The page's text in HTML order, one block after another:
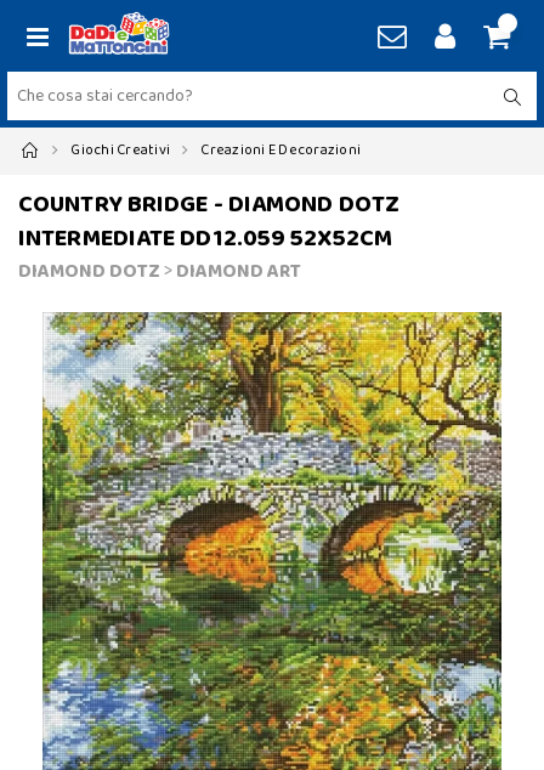
Giochi Creativi Creazioni E Decorazioni
COUNTRY BRIDGE - DIAMOND DOTZ
INTERMEDIATE DD12.059 52X52CM
DIAMOND DOTZ>DIAMOND ART